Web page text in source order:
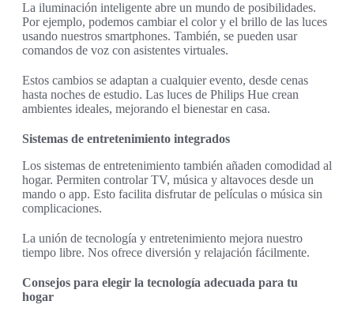
La iluminación inteligente abre un mundo de posibilidades.
Por ejemplo, podemos cambiar el color y el brillo de las luces
usando nuestros smartphones. También, se pueden usar
comandos de voz con asistentes virtuales.
Estos cambios se adaptan a cualquier evento, desde cenas
hasta noches de estudio. Las luces de Philips Hue crean
ambientes ideales, mejorando el bienestar en casa.
Sistemas de entretenimiento integrados
Los sistemas de entretenimiento también añaden comodidad al
hogar. Permiten controlar TV, música y altavoces desde un
mando o app. Esto facilita disfrutar de películas o música sin
complicaciones.
La unión de tecnología y entretenimiento mejora nuestro
tiempo libre. Nos ofrece diversión y relajación fácilmente.
Consejos para elegir la tecnología adecuada para tu
hogar